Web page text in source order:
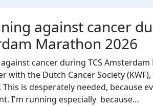
against cancer
Marathon 2026
cancer during TCS
with the Dutch Cancer Society
This is desperately needed, because
I'm running especially because…